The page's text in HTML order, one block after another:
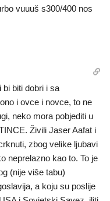
vuuuš s300/400 nos
biti dobri i sa
i ovce i novce, to ne
neko mora pobjediti u
Živili Jaser Aafat i
zbog velike ljubavi
neprelazno kao to. To je
(nije više tabu)
a koju su poslije